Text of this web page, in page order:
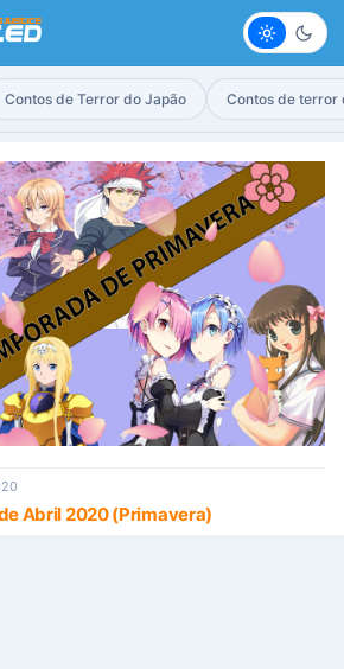
Claro
Contos de Terror do Japão Contos de terror
Abril 2020 (Primavera)